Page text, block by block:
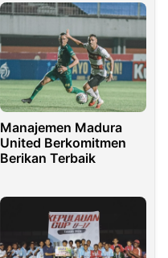
Manajemen Madura
United Berkomitmen
Berikan Terbaik